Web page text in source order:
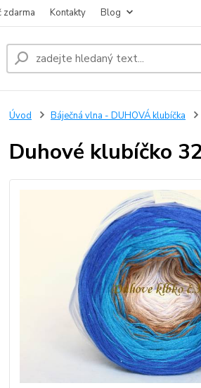
zdarma Kontakty Blog
Úvod Báječná vlna - DUHOVÁ klubíčka
Duhové klubíčko